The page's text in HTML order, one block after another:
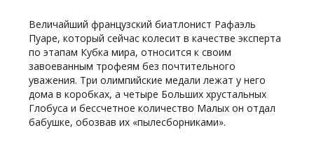
Величайший французский биатлонист Рафаэль
Пуаре, который сейчас колесит в качестве эксперта
по этапам Кубка мира, относится к своим
завоеванным трофеям без почтительного
уважения. Три олимпийские медали лежат у него
дома в коробках, а четыре Больших хрустальных
Глобуса и бессчетное количество Малых он отдал
бабушке, обозвав их «пылесборниками».